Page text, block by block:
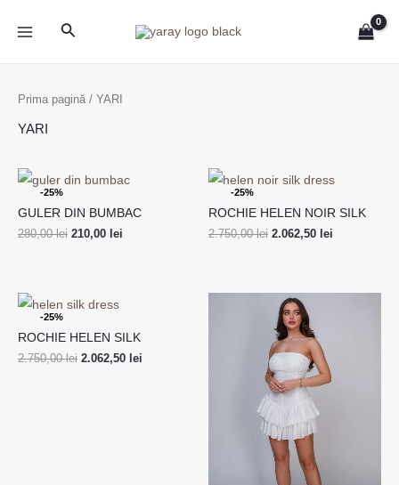
Search
Prima pagină / YARI
YARI
-25%
GULER DIN BUMBAC
280,00lei
Prețul
inițial
fost:
280,00 lei.
210,00 lei
curent
210,00 lei.
-25%
ROCHIE HELEN NOIR SILK
2.750,00lei
Prețul
inițial
fost:
2.750,00 lei.
2.062,50 lei
curent
2.062,50 lei.
-25%
ROCHIE HELEN SILK
2.750,00lei
Prețul
fost:
2.750,00 lei.
2.062,50 lei